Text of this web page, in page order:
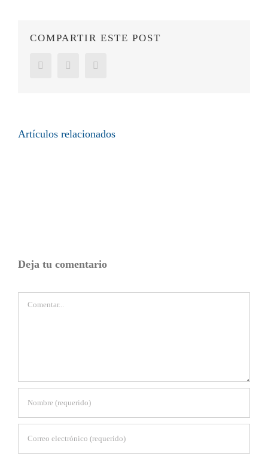
COMPARTIR ESTE POST
FacebookLinkedIn
Artículos relacionados
Deja tu comentario
Comentar